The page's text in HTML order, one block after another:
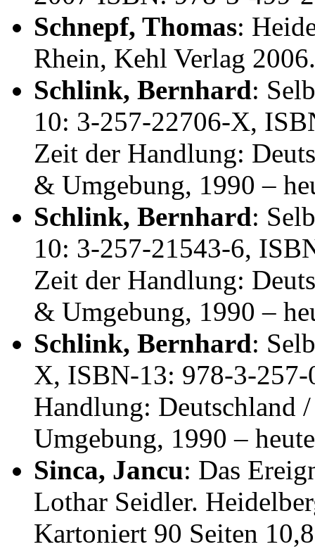
Schnepf, Thomas:
Rhein, Kehl Verlag
Schlink, Bernhard:
10: 3-257-22706-X,
Zeit der Handlung:
& Umgebung, 1990 –
Schlink, Bernhard:
10: 3-257-21543-6,
Zeit der Handlung:
& Umgebung, 1990 –
Schlink, Bernhard:
X, ISBN-13: 978-3-
Handlung: Deutschland
Umgebung, 1990 –
Sinca, Jancu: Das
Lothar Seidler.
Kartoniert 90 Seiten